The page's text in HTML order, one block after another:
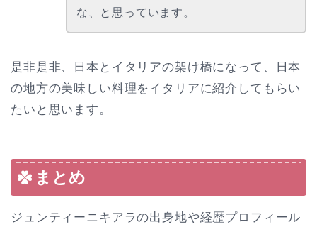
な、と思っています。
是非是非、日本とイタリアの架け橋になって、日本
の地方の美味しい料理をイタリアに紹介してもらい
たいと思います。
まとめ
ジュンティーニキアラの出身地や経歴プロフィール